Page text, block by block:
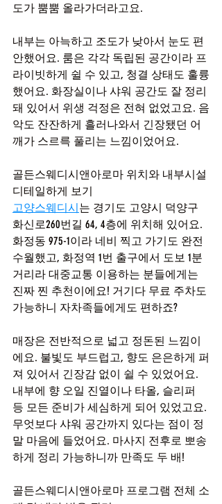
도가 뿜뿜 올라가더라고요.
내부는 아늑하고 조도가 낮아서 눈도 편
안했어요. 룸은 각각 독립된 공간이라 프
라이빗하게 쉴 수 있고, 청결 상태도 훌륭
했어요. 화장실이나 샤워 공간도 잘 정리
돼 있어서 위생 걱정은 전혀 없었고요. 음
악도 잔잔하게 흘러나와서 긴장됐던 어
깨가 스르륵 풀리는 느낌이었어요.
골든스웨디시앤아로마 위치와 내부시설
디테일하게 보기
고양스웨디시는 경기도 고양시 덕양구
화신로260번길 64, 4층에 위치해 있어요.
화정동 975-1이라 네비 찍고 가기도 완전
수월했고, 화정역 1번 출구에서 도보 1분
거리라 대중교통 이용하는 분들에게는
진짜 찐 추천이에요! 거기다 무료 주차도
가능하니 자차족들에게도 편하죠?
매장은 전반적으로 넓고 정돈된 느낌이
에요. 불빛도 부드럽고, 향도 은은하게 퍼
져 있어서 긴장감 없이 쉴 수 있었어요.
내부에 향 오일 진열이나 타올, 슬리퍼
등 모든 준비가 세심하게 되어 있었고요.
무엇보다 샤워 공간까지 있다는 점이 정
말 마음에 들었어요. 마사지 전후로 뽀송
하게 정리 가능하니까 만족도 두 배!
골든스웨디시앤아로마 프로그램 전체 소